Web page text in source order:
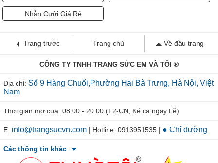
Nhẫn Cưới Giá Rẻ
Trang trước Trang chủ Về đầu trang
CÔNG TY TNHH TRANG SỨC EM VÀ TÔI ®
Địa chỉ: Số 9 Hàng Chuối,Phường Hai Bà Trưng, Hà Nội, Việt
Nam
Thời gian mở cửa: 08:00 - 20:00 (T2-CN, Kể cả ngày Lễ)
E: info@trangsucvn.com | Hotline: 0913951535 | ● Chỉ đường
Các thông tin khác